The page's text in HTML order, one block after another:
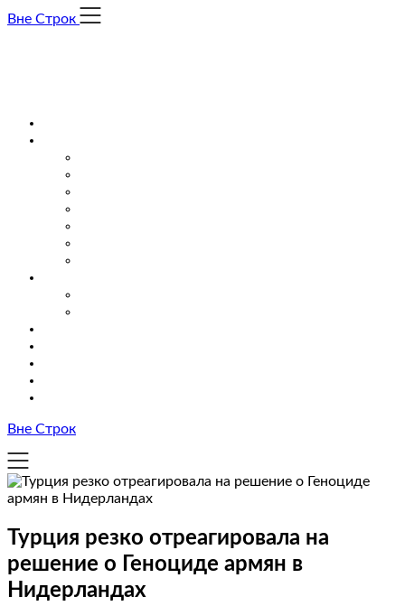
Skip
Вне Строк
Вне Строк
Турция резко отреагировала на
решение о Геноциде армян в
Нидерландах